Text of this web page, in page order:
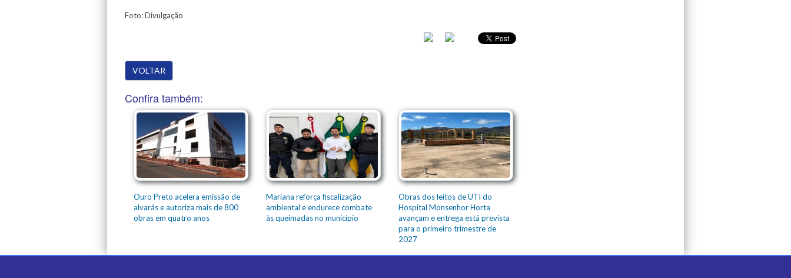
Foto: Divulgação
VOLTAR
Confira também:
Ouro Preto acelera emissão de
alvarás e autoriza mais de 800
obras em quatro anos
Mariana reforça fiscalização
ambiental e endurece combate
às queimadas no município
Obras dos leitos de UTI do
Hospital Monsenhor Horta
avançam e entrega está prevista
para o primeiro trimestre de
2027